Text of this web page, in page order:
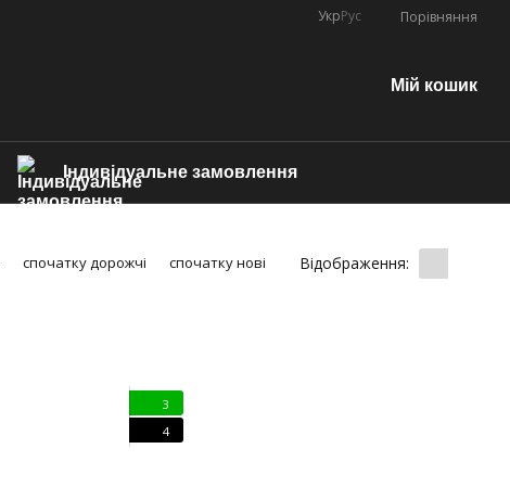
УкрРус Порівняння
Мій кошик
Індивідуальне замовлення
спочатку дорожчі спочатку нові Відображення:
3
4